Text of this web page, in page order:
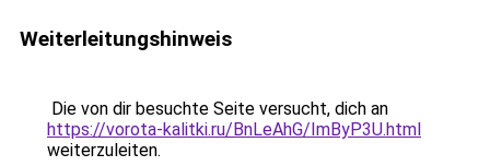
Weiterleitungshinweis
Die von dir besuchte Seite versucht, dich an
https://vorota-kalitki.ru/BnLeAhG/ImByP3U.html
weiterzuleiten.